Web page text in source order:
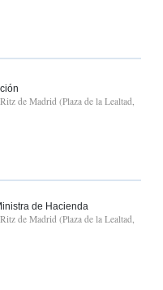
de Madrid (Plaza de la Lealtad,
de Hacienda
de Madrid (Plaza de la Lealtad,